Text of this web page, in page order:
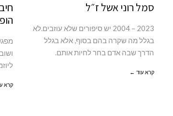
סמל רוני אשל ז״ל
2004‭ – ‬2023 יש סיפורים שלא עוזבים.לא
בגלל מה שקרה בהם בסוף, אלא בגלל
הדרך שבה אדם בחר לחיות אותם.
קרא עוד ←
קרא